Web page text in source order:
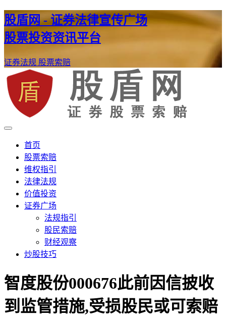
股盾网 - 证券法律宣传广场
股票投资资讯平台
证券法规 股票索赔
股盾网
证券股票维权网
首页
股票索赔
维权指引
法律法规
价值投资
证券广场
法规指引
股民索赔
财经观察
炒股技巧
智度股份000676此前因信披收
到监管措施,受损股民或可索赔